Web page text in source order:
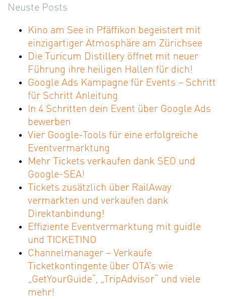
Neuste Posts
Kino am See in Pfäffikon begeistert mit
einzigartiger Atmosphäre am Zürichsee
Die Turicum Distillery öffnet mit neuer
Führung ihre heiligen Hallen für dich!
Google Ads Kampagne für Events – Schritt
für Schritt Anleitung
In 4 Schritten dein Event über Google Ads
bewerben
Vier Google-Tools für eine erfolgreiche
Eventvermarktung
Mehr Tickets verkaufen dank SEO und
Google-SEA!
Tickets zusätzlich über RailAway
vermarkten und verkaufen dank
Direktanbindung!
Effiziente Eventvermarktung mit guidle
und TICKETINO
Channelmanager – Verkaufe
Ticketkontingente über OTA’s wie
„GetYourGuide“, „TripAdvisor“ und viele
mehr!